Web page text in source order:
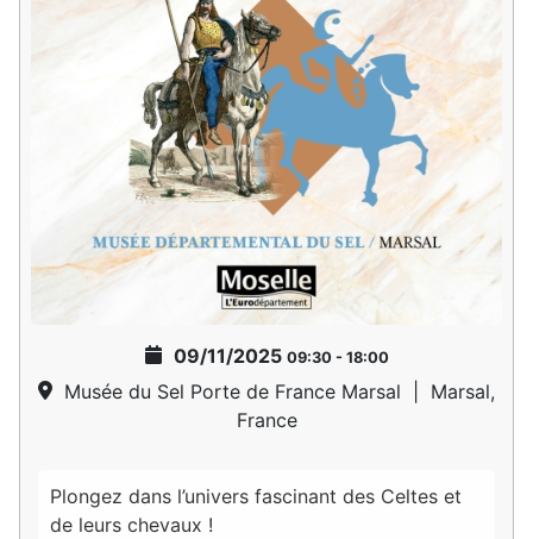
09/11/2025 09:30- 18:00
Musée du Sel Porte de France Marsal
Marsal,
France
Plongez dans l’univers fascinant des Celtes et
de leurs chevaux !